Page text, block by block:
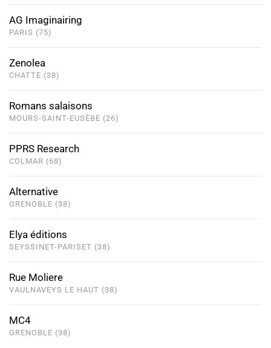
AG Imaginairing
PARIS (75)
Zenolea
CHATTE (38)
Romans salaisons
MOURS-SAINT-EUSÈBE (26)
PPRS Research
COLMAR (68)
Alternative
GRENOBLE (38)
Elya éditions
SEYSSINET-PARISET (38)
Rue Moliere
VAULNAVEYS LE HAUT (38)
MC4
GRENOBLE (38)